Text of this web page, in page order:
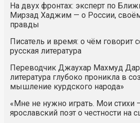
На двух фронтах: эксперт по
Мирзад Хаджим — о России,
правды
Писатель и время: о чём говорит
русская литература
Переводчик Джаухар Махмуд
литература глубоко проникла в
мышление курдского народа»
«Мне не нужно играть. Мои
ярославский поэт о честности на